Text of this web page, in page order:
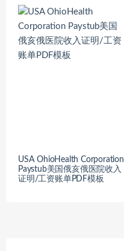
USA OhioHealth Corporation
Paystub美国俄亥俄医院收入
证明/工资账单PDF模板